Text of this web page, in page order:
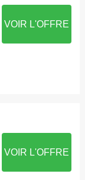
VOIR L'OFFRE
VOIR L'OFFRE